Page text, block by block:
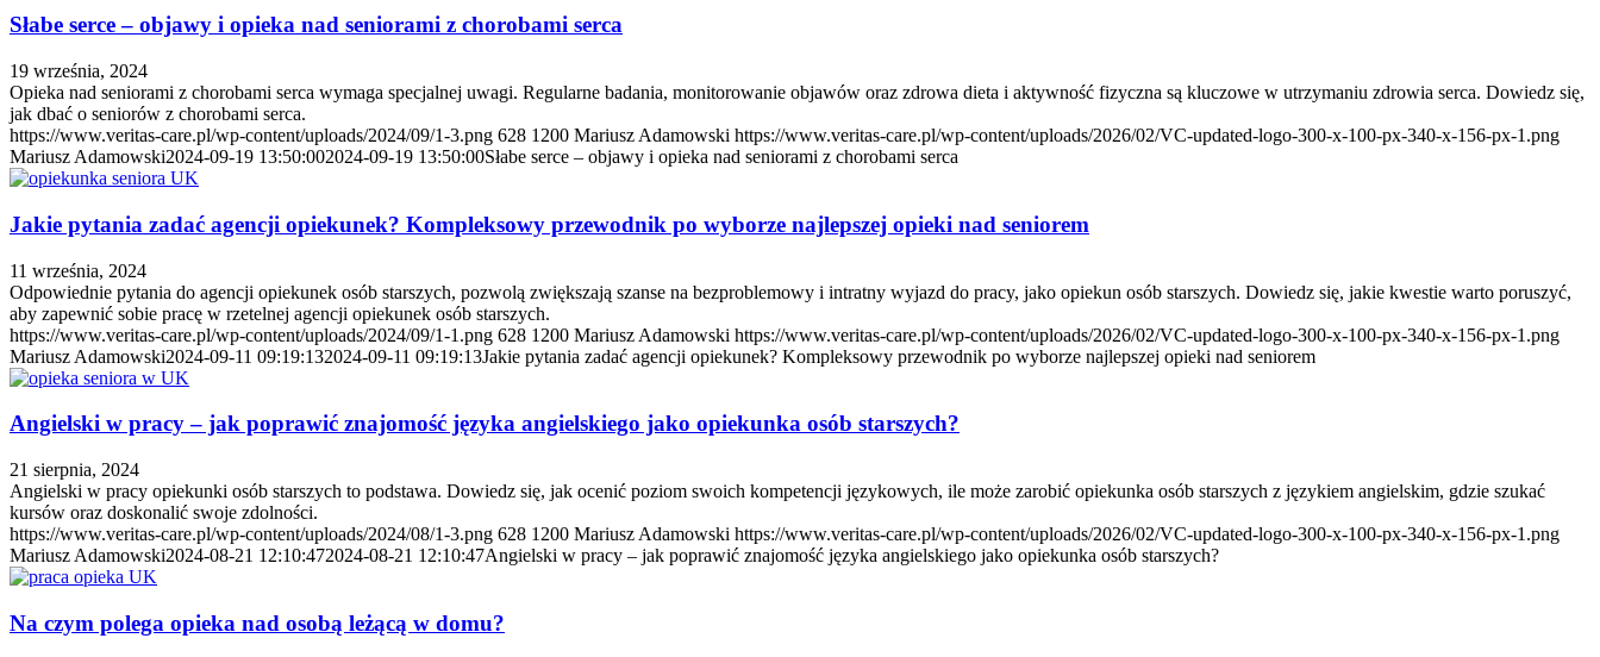
Słabe serce – objawy i opieka nad seniorami z chorobami serca
19 września, 2024
Opieka nad seniorami z chorobami serca wymaga specjalnej uwagi. Regularne badania, monitorowanie objawów oraz zdrowa dieta i aktywność fizyczna są kluczowe w utrzymaniu zdrowia serca. Dowiedz się,
jak dbać o seniorów z chorobami serca.
https://www.veritas-care.pl/wp-content/uploads/2024/09/1-3.png 628 1200 Mariusz Adamowski https://www.veritas-care.pl/wp-content/uploads/2026/02/VC-updated-logo-300-x-100-px-340-x-156-px-1.png
Mariusz Adamowski2024-09-19 13:50:002024-09-19 13:50:00Słabe serce – objawy i opieka nad seniorami z chorobami serca
Jakie pytania zadać agencji opiekunek? Kompleksowy przewodnik po wyborze najlepszej opieki nad seniorem
11 września, 2024
Odpowiednie pytania do agencji opiekunek osób starszych, pozwolą zwiększają szanse na bezproblemowy i intratny wyjazd do pracy, jako opiekun osób starszych. Dowiedz się, jakie kwestie warto poruszyć,
aby zapewnić sobie pracę w rzetelnej agencji opiekunek osób starszych.
https://www.veritas-care.pl/wp-content/uploads/2024/09/1-1.png 628 1200 Mariusz Adamowski https://www.veritas-care.pl/wp-content/uploads/2026/02/VC-updated-logo-300-x-100-px-340-x-156-px-1.png
Mariusz Adamowski2024-09-11 09:19:132024-09-11 09:19:13Jakie pytania zadać agencji opiekunek? Kompleksowy przewodnik po wyborze najlepszej opieki nad seniorem
Angielski w pracy – jak poprawić znajomość języka angielskiego jako opiekunka osób starszych?
21 sierpnia, 2024
Angielski w pracy opiekunki osób starszych to podstawa. Dowiedz się, jak ocenić poziom swoich kompetencji językowych, ile może zarobić opiekunka osób starszych z językiem angielskim, gdzie szukać
kursów oraz doskonalić swoje zdolności.
https://www.veritas-care.pl/wp-content/uploads/2024/08/1-3.png 628 1200 Mariusz Adamowski https://www.veritas-care.pl/wp-content/uploads/2026/02/VC-updated-logo-300-x-100-px-340-x-156-px-1.png
Mariusz Adamowski2024-08-21 12:10:472024-08-21 12:10:47Angielski w pracy – jak poprawić znajomość języka angielskiego jako opiekunka osób starszych?
Na czym polega opieka nad osobą leżącą w domu?